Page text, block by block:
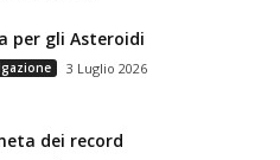
per gli Asteroidi
3 Luglio 2026
dei record